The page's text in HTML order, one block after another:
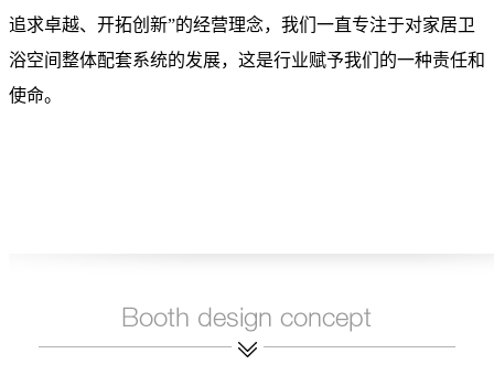
追求卓越、开拓创新”的经营理念，我们一直专注于对家居卫
浴空间整体配套系统的发展，这是行业赋予我们的一种责任和
使命。